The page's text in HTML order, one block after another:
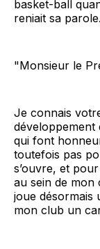
basket-ball
reniait sa parole.
"Monsieur le
Je connais
qui font
toutefois pas
s’ouvre, et
au sein de mon
joue désormais
mon club un